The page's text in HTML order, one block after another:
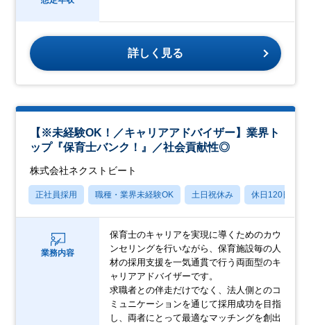
詳しく見る
【※未経験OK！／キャリアアドバイザー】業界ト
ップ『保育士バンク！』／社会貢献性◎
株式会社ネクストビート
正社員採用 職種・業界未経験OK 土日祝休み 休日120日以上
業務内容
保育士のキャリアを実現に導くためのカウ
ンセリングを行いながら、保育施設毎の人
材の採用支援を一気通貫で行う両面型のキ
ャリアアドバイザーです。
求職者との伴走だけでなく、法人側とのコ
ミュニケーションを通じて採用成功を目指
し、両者にとって最適なマッチングを創出